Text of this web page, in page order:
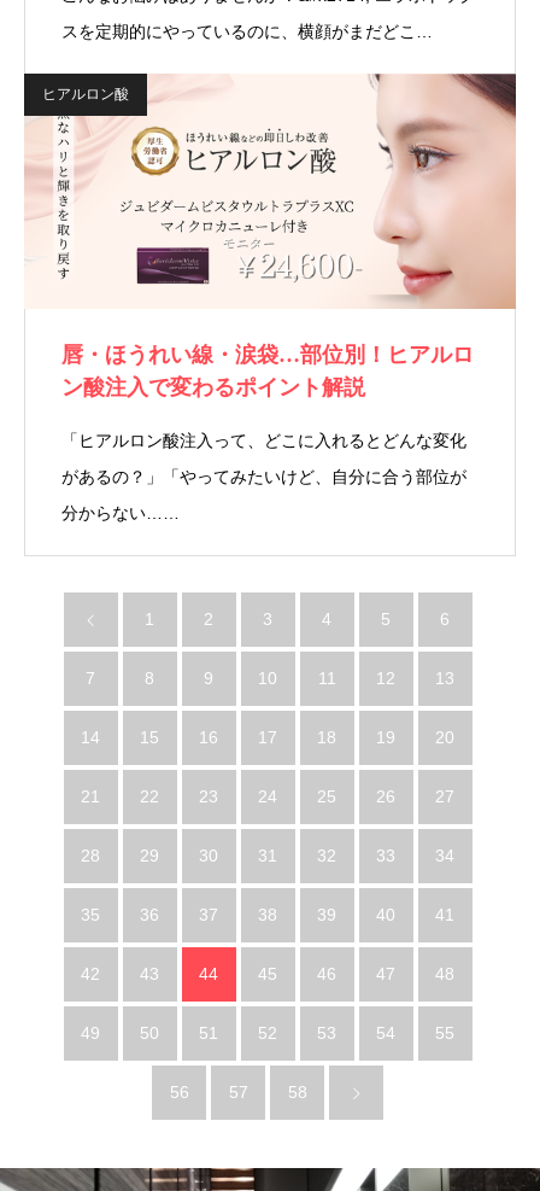
スを定期的にやっているのに、横顔がまだどこ…
ヒアルロン酸
唇・ほうれい線・涙袋…部位別！ヒアルロ
ン酸注入で変わるポイント解説
「ヒアルロン酸注入って、どこに入れるとどんな変化
があるの？」「やってみたいけど、自分に合う部位が
分からない……
1 2 3 4 5 6
7 8 9 10 11 12 13
14 15 16 17 18 19 20
21 22 23 24 25 26 27
28 29 30 31 32 33 34
35 36 37 38 39 40 41
42 43 44 45 46 47 48
49 50 51 52 53 54 55
56 57 58